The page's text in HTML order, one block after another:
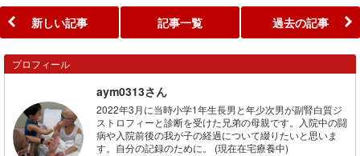
新しい記事 記事一覧 過去の記事
プロフィール
aym0313さん
2022年3月に当時小学1年生長男と年少次男が副腎白質ジ
ストロフィーと診断を受けた兄弟の母親です。入院中の闘
病や入院前後の我が子の経過について綴りたいと思いま
す。自分の記録のために。 (現在在宅療養中)